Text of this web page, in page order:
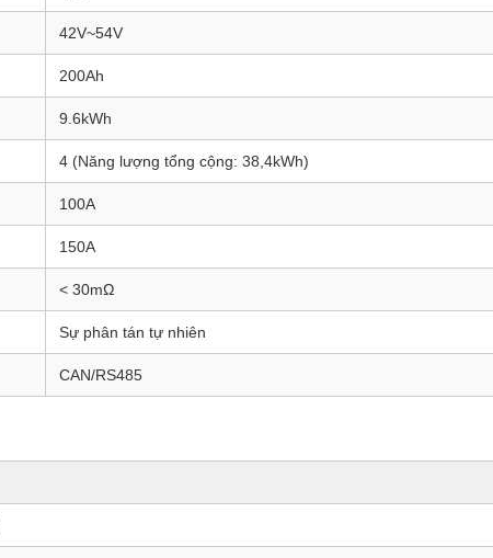
42V~54V
200Ah
9.6kWh
4 (Năng lượng tổng cộng: 38,4kWh)
100A
150A
< 30mΩ
Sự phân tán tự nhiên
CAN/RS485